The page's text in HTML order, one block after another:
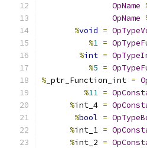
OpName
OpName
%void =
%1 =
%int =
%5 =
% _ptr_Function_int =
%11 =
%int_4 =
%bool =
%int_1 =
%int_2 =